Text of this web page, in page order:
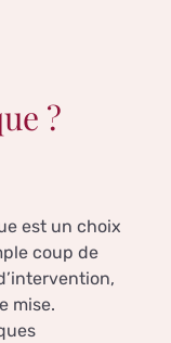
?
est un choix
coup de
mise.